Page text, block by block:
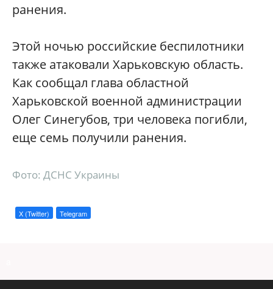
ранения.
Этой ночью российские беспилотники
также атаковали Харьковскую область.
Как сообщал глава областной
Харьковской военной администрации
Олег Синегубов, три человека погибли,
еще семь получили ранения.
Фото: ДСНС Украины
X (Twitter) Telegram